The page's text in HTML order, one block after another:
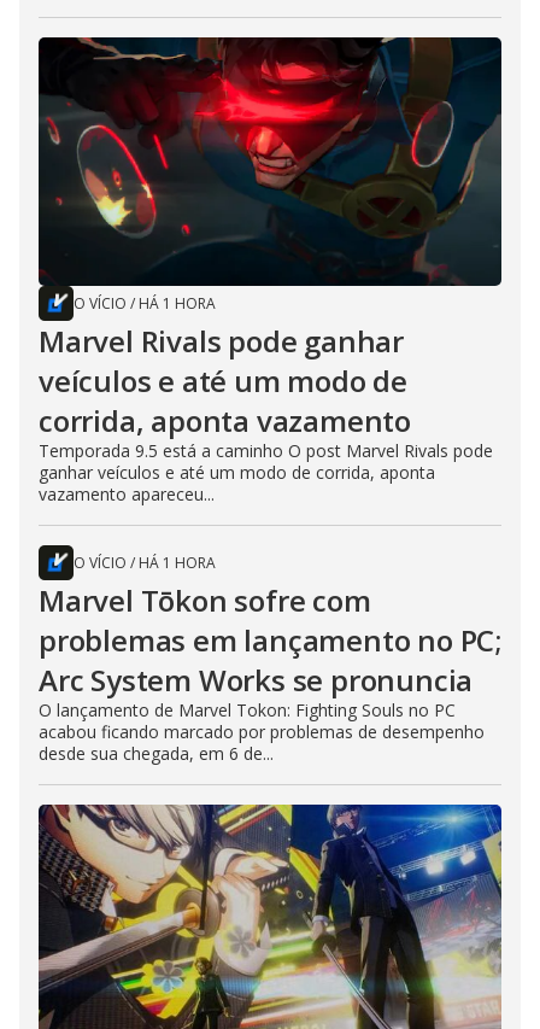
O VÍCIO / HÁ 1 HORA
Marvel Rivals pode ganhar
veículos e até um modo de
corrida, aponta vazamento
Temporada 9.5 está a caminho O post Marvel Rivals pode
ganhar veículos e até um modo de corrida, aponta
vazamento apareceu...
O VÍCIO / HÁ 1 HORA
Marvel Tōkon sofre com
problemas em lançamento no PC;
Arc System Works se pronuncia
O lançamento de Marvel Tokon: Fighting Souls no PC
acabou ficando marcado por problemas de desempenho
desde sua chegada, em 6 de...